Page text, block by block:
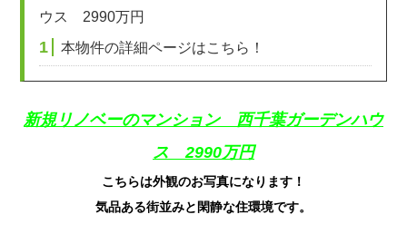
ウス 2990万円
1 本物件の詳細ページはこちら！
新規リノベーのマンション 西千葉ガーデンハウ
ス 2990万円
こちらは外観のお写真になります！
気品ある街並みと閑静な住環境です。